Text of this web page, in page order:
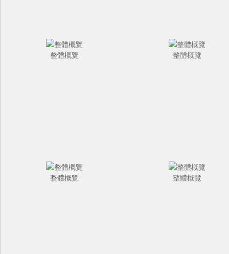
整體概覽 整體概覽
整體概覽 整體概覽